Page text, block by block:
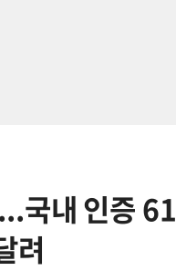
국내 인증
려